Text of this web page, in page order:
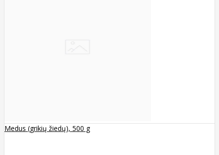
Medus (grikių žiedų), 500 g